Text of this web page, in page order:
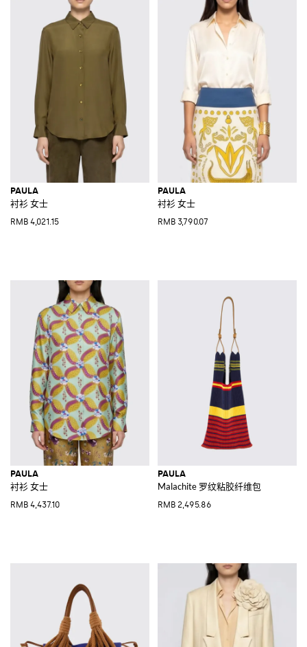
PAULA
衬衫 女士
RMB 4,021.15
PAULA
衬衫 女士
RMB 3,790.07
PAULA
衬衫 女士
RMB 4,437.10
PAULA
Malachite 罗纹粘胶纤维包
RMB 2,495.86